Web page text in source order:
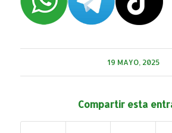
19 MAYO, 2025
Compartir esta